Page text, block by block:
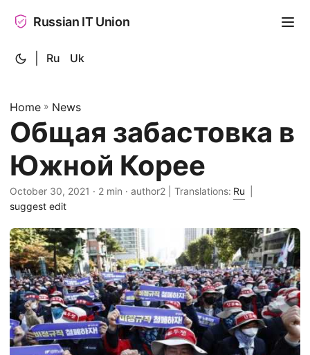
Russian IT Union
Ru Uk
Home » News
Общая забастовка в
Южной Корее
October 30, 2021 · 2 min · author2 | Translations: Ru
suggest edit